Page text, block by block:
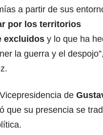
a partir de sus
por los territorios
excluidos y lo que ha
la guerra y el
de
que su presencia se